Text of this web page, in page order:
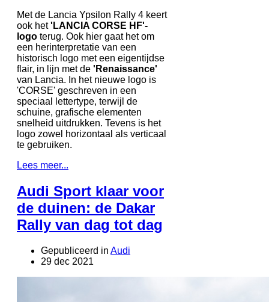
Met de Lancia Ypsilon Rally 4 keert
ook het'LANCIA CORSE HF'-
logo terug. Ook hier gaat het om
een herinterpretatie van een
historisch logo met een eigentijdse
flair, in lijn met de 'Renaissance'
van Lancia. In het nieuwe logo is
'CORSE' geschreven in een
speciaal lettertype, terwijl de
schuine, grafische elementen
snelheid uitdrukken. Tevens is het
logo zowel horizontaal als verticaal
te gebruiken.
Lees meer...
Audi Sport klaar voor
de duinen: de Dakar
Rally van dag tot dag
Gepubliceerd in Audi
29 dec 2021